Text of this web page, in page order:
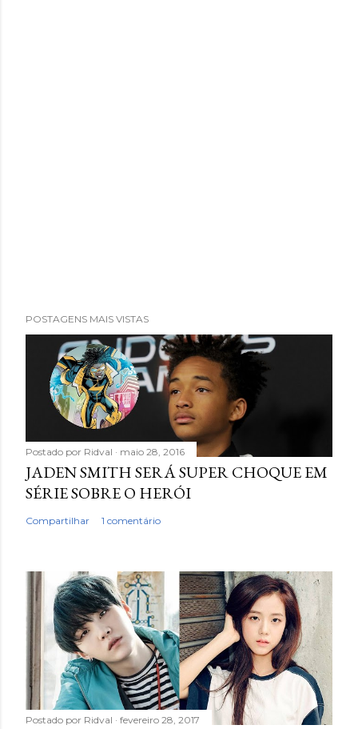
POSTAGENS MAIS VISTAS
Postado por Ridval maio 28, 2016
JADEN SMITH SERÁ SUPER CHOQUE EM
SÉRIE SOBRE O HERÓI
Compartilhar 1 comentário
Postado por Ridval fevereiro 28, 2017